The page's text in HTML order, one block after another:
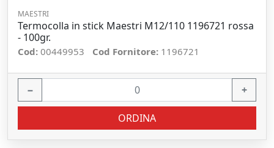
MAESTRI
Termocolla in stick Maestri M12/110 1196721 rossa
- 100gr.
Cod: 00449953 Cod Fornitore: 1196721
− +
ORDINA